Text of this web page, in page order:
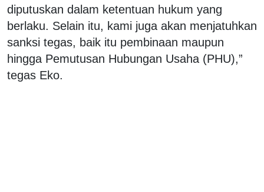
diputuskan dalam ketentuan hukum yang
berlaku. Selain itu, kami juga akan menjatuhkan
sanksi tegas, baik itu pembinaan maupun
hingga Pemutusan Hubungan Usaha (PHU),”
tegas Eko.